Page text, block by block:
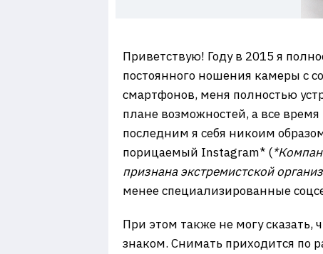
Приветствую! Году в 2015 я
постоянного ношения камеры с
смартфонов, меня полностью
плане возможностей, а все
последним я себя никоим
порицаемый Instagram* (
признана экстремистской
менее специализированные
При этом также не могу
знаком. Снимать приходится по